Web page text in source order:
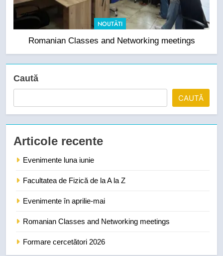
NOUTĂTI
Romanian Classes and Networking meetings
Caută
CAUTĂ
Articole recente
Evenimente luna iunie
Facultatea de Fizică de la A la Z
Evenimente în aprilie-mai
Romanian Classes and Networking meetings
Formare cercetători 2026